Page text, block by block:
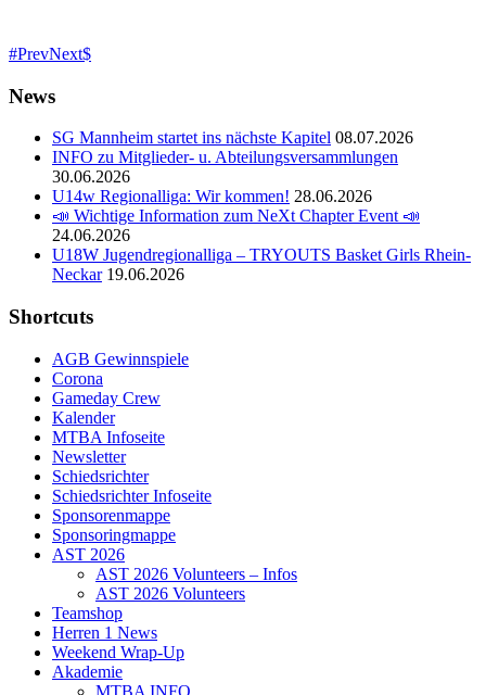
PrevNext
News
SG Mannheim startet ins nächste Kapitel 08.07.2026
INFO zu Mitglieder- u. Abteilungsversammlungen
30.06.2026
U14w Regionalliga: Wir kommen! 28.06.2026
📣 Wichtige Information zum NeXt Chapter Event 📣
24.06.2026
U18W Jugendregionalliga – TRYOUTS Basket Girls Rhein-
Neckar 19.06.2026
Shortcuts
AGB Gewinnspiele
Corona
Gameday Crew
Kalender
MTBA Infoseite
Newsletter
Schiedsrichter
Schiedsrichter Infoseite
Sponsorenmappe
Sponsoringmappe
AST 2026
AST 2026 Volunteers – Infos
AST 2026 Volunteers
Teamshop
Herren 1 News
Weekend Wrap-Up
Akademie
MTBA INFO